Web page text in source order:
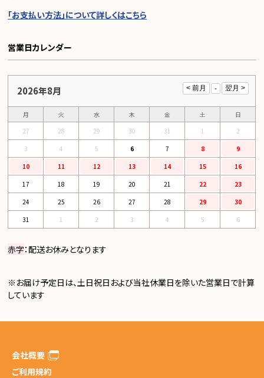
「お支払い方法」について詳しくはこちら
営業日カレンダー
2026年8月
月 火 水 木 金 土
日
27
28 29 30 31 1
2
3
4 5 6 7 8
9
10
11 12 13 14 15
16
17
18 19 20 21 22
23
24
25 26 27 28 29
30
31
1 2 3 4 5 6
赤字：配送お休みとなります
※お届け予定日は、土日祝日および当社休業日を除いた営業日で計算
しています
会社概要
ご利用規約